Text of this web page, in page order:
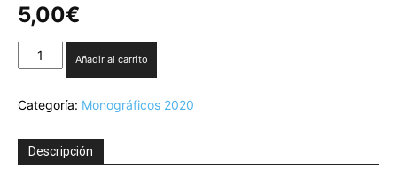
5,00€
Monográfico
2-
Es
momento
Añadir al carrito
Categoría: Monográficos 2020
Descripción